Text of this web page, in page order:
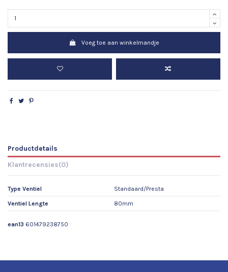
Voeg toe aan winkelmandje
Productdetails
Klantrecensies(0)
Type Ventiel Standaard/Presta
Ventiel Lengte 80mm
ean13 601479238750